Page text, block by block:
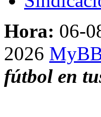
Hora: 06-
2026
fútbol en